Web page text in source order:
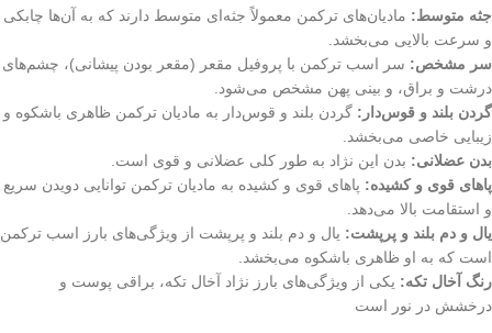
جثه متوسط: مادیان‌های ترکمن معمولاً جثه‌ای متوسط دارند که به آن‌ها چابکی
و سرعت بالایی می‌بخشد.
سر مشخص: سر اسب ترکمن با پروفیل مقعر (مقعر بودن پیشانی)، چشم‌های
درشت و براق، و بینی پهن مشخص می‌شود.
گردن بلند و قوس‌دار: گردن بلند و قوس‌دار به مادیان ترکمن ظاهری باشکوه و
زیبایی خاصی می‌بخشد.
بدن عضلانی: بدن این نژاد به طور کلی عضلانی و قوی است.
پاهای قوی و کشیده: پاهای قوی و کشیده به مادیان ترکمن توانایی دویدن سریع
و استقامت بالا می‌دهد.
یال و دم بلند و پرپشت: یال و دم بلند و پرپشت از ویژگی‌های بارز اسب ترکمن
است که به او ظاهری باشکوه می‌بخشد.
رنگ آخال تکه: یکی از ویژگی‌های بارز نژاد آخال تکه، براقی پوست و
درخشش در نور است